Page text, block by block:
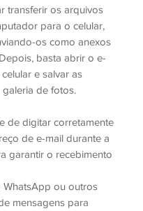
transferir os arquivos
para o celular,
os como anexos
basta abrir o e-
e salvar as
galeria de fotos.
de digitar corretamente
de e-mail durante a
garantir o recebimento
WhatsApp ou outros
mensagens para